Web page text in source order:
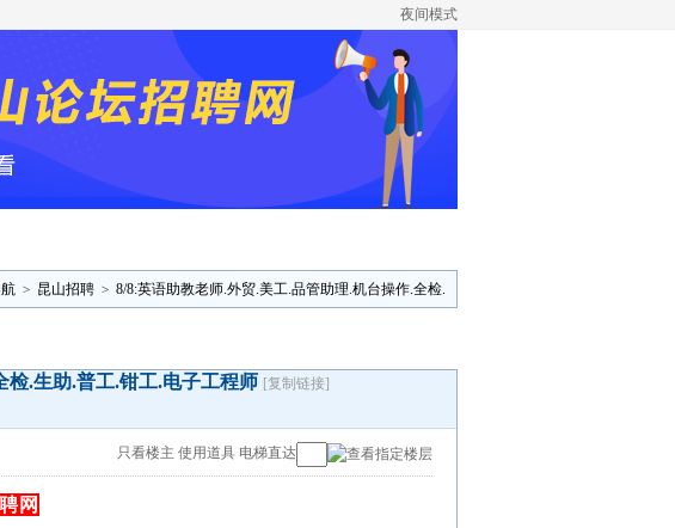
夜间模式
> 昆山招聘 > 8/8:英语助教老师.外贸.美工.品管助理.机台操作.全检.
检.生助.普工.钳工.电子工程师 [复制链接]
只看楼主 使用道具 电梯直达
网